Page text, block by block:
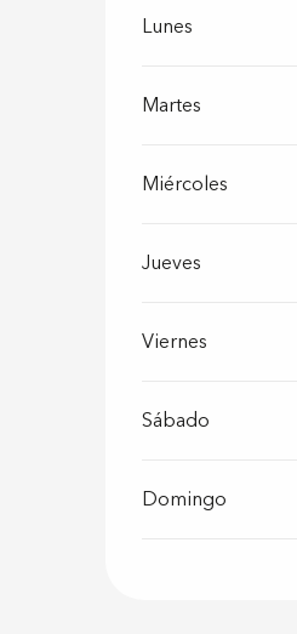
Lunes
Martes
Miércoles
Jueves
Viernes
Sábado
Domingo